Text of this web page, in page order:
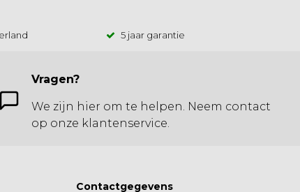
5 jaar garantie
Vragen?
We zijn hier om te helpen. Neem contact
op onze klantenservice.
Contactgegevens